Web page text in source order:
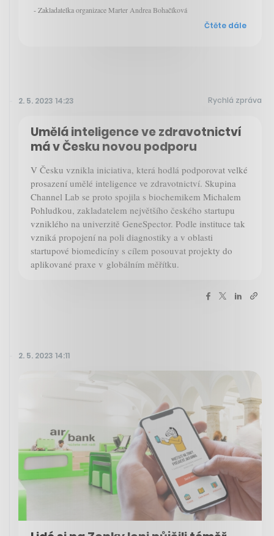
- Zakladatelka organizace Marter Andrea Bohačíková
Čtěte dále
2. 5. 2023 14:23 Rychlá zpráva
Umělá inteligence ve zdravotnictví
má v Česku novou podporu
V Česku vznikla iniciativa, která hodlá podporovat velké
prosazení umělé inteligence ve zdravotnictví. Skupina
Channel Lab se proto spojila s biochemikem Michalem
Pohludkou, zakladatelem největšího českého startupu
vzniklého na univerzitě GeneSpector. Podle instituce tak
vzniká propojení na poli diagnostiky a v oblasti
startupové biomedicíny s cílem posouvat projekty do
aplikované praxe v globálním měřítku.
2. 5. 2023 14:11